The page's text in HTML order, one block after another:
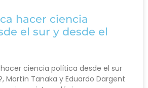
hacer ciencia
el sur y desde el
ciencia política desde el sur
Martín Tanaka y Eduardo Dargent